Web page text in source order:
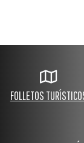
FOLLETOS